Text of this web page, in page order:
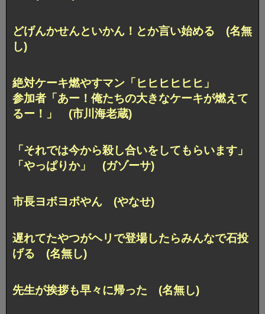
どげんかせんといかん！とか言い始める (名無
し)
絶対ケーキ燃やすマン「ヒヒヒヒヒヒ」
参加者「あー！俺たちの大きなケーキが燃えて
るー！」 (市川海老蔵)
「それでは今から殺し合いをしてもらいます」
「やっぱりか」 (ガゾーサ)
市長ヨボヨボやん (やなせ)
遅れてたやつがヘリで登場したらみんなで石投
げる (名無し)
先生が挨拶も早々に帰った (名無し)